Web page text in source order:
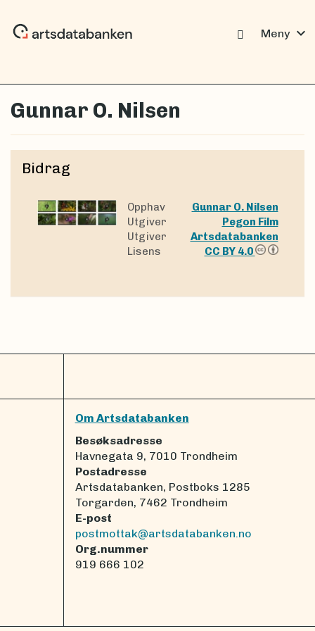
Meny expand_more
Gunnar O. Nilsen
Bidrag
Opphav
Gunnar O. Nilsen
Utgiver
Pegon Film
Utgiver
Artsdatabanken
Lisens
CC BY 4.0
Om Artsdatabanken
Besøksadresse
Havnegata 9, 7010 Trondheim
Postadresse
Artsdatabanken, Postboks 1285
Torgarden, 7462 Trondheim
E-post
postmottak@artsdatabanken.no
Org.nummer
919 666 102